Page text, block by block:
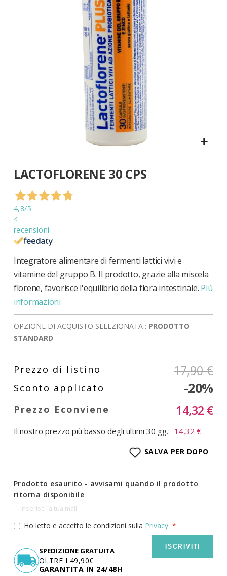
all'inizio
galleria
di
immagini
LACTOFLORENE 30 CPS
4,8/5
4
recensioni
Integratore alimentare di fermenti lattici vivi e
vitamine del gruppo B. Il prodotto, grazie alla miscela
florene, favorisce l'equilibrio della flora intestinale. Più
informazioni
OPZIONE DI ACQUISTO SELEZIONATA : PRODOTTO
STANDARD
17,90 €
-20%
14,32 €
Il nostro prezzo più basso degli ultimi 30 gg.: 14,32 €
SALVA PER DOPO
Prodotto esaurito - avvisami quando il prodotto
ritorna disponibile
Ho letto e accetto le condizioni sulla Privacy
ISCRIVITI
SPEDIZIONE GRATUITA
OLTRE I 49,90€
GARANTITA IN 24/48H